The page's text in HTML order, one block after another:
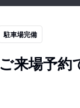
駐車場完備
来場予